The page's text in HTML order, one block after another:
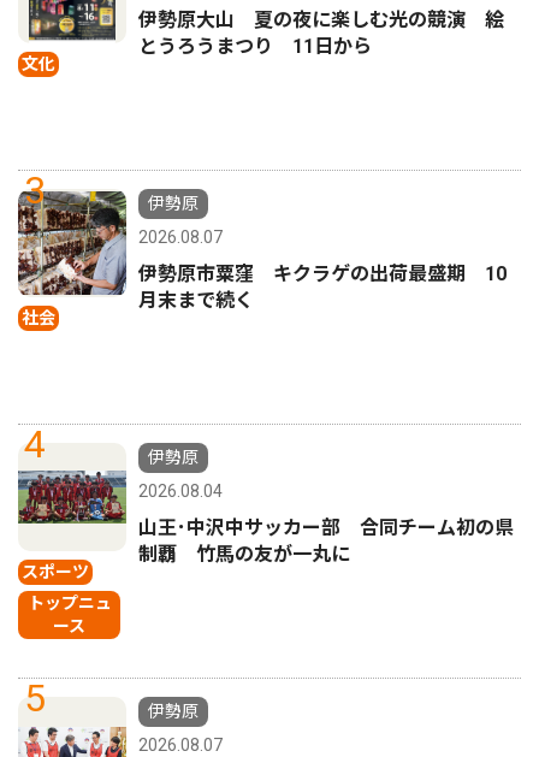
文化
伊勢原大山 夏の夜に楽しむ光の競演 絵
とうろうまつり 11日から
3
社会
伊勢原
2026.08.07
伊勢原市粟窪 キクラゲの出荷最盛期 10
月末まで続く
4
スポーツ
トップニュ
ース
伊勢原
2026.08.04
山王･中沢中サッカー部 合同チーム初の県
制覇 竹馬の友が一丸に
5
伊勢原
2026.08.07